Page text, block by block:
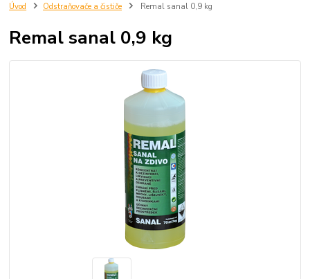
Úvod Odstraňovače a čističe Remal sanal 0,9 kg
Remal sanal 0,9 kg